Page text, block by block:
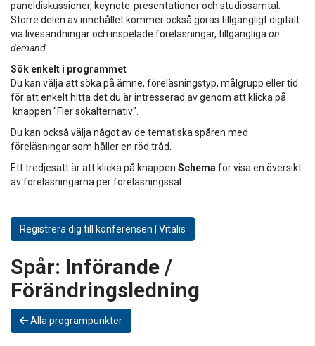
paneldiskussioner, keynote-presentationer och studiosamtal.
Större delen av innehållet kommer också göras tillgängligt digitalt
via livesändningar och inspelade föreläsningar, tillgängliga on
demand
Sök enkelt i programmet
Du kan välja att söka på ämne, föreläsningstyp, målgrupp eller tid
för att enkelt hitta det du är intresserad av genom att klicka på
knappen "Fler sökalternativ".
Du kan också välja något av de tematiska spåren med
föreläsningar som håller en röd tråd.
Ett tredjesätt är att klicka på knappen Schema för visa en översikt
av föreläsningarna per föreläsningssal.
Registrera dig till konferensen | Vitalis
Spår: Införande /
Förändringsledning
Alla programpunkter